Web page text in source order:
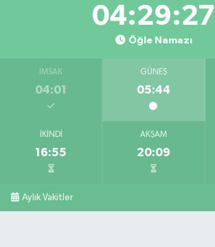
04:29:26
Öğle Namazı
İMSAK
04:01
GÜNEŞ
05:44
İKINDI
16:55
AKŞAM
20:09
Aylık Vakitler